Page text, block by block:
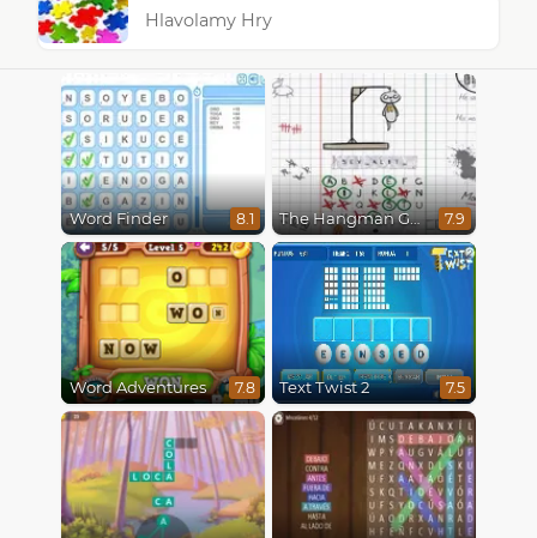
Hlavolamy Hry
Word Finder 8.1 The Hangman Game Scrawl 7.9
Word Adventures 7.8 Text Twist 2 7.5